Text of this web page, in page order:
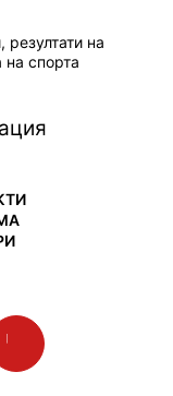
резултати на
на спорта